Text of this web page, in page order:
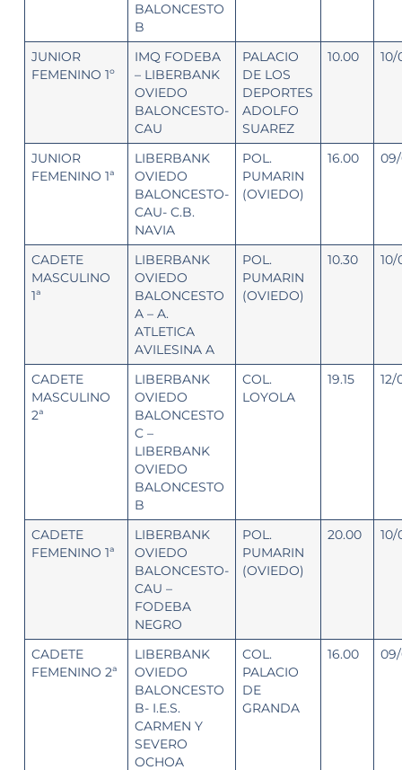
BALONCESTO
B
JUNIOR
FEMENINO 1º
IMQ FODEBA
– LIBERBANK
OVIEDO
BALONCESTO-
CAU
PALACIO
DE LOS
DEPORTES
ADOLFO
SUAREZ
10.00 10/
JUNIOR
FEMENINO 1ª
LIBERBANK
OVIEDO
BALONCESTO-
CAU- C.B.
NAVIA
POL.
PUMARIN
(OVIEDO)
16.00 09/
CADETE
MASCULINO
1ª
LIBERBANK
OVIEDO
BALONCESTO
A – A.
ATLETICA
AVILESINA A
POL.
PUMARIN
(OVIEDO)
10.30 10/
CADETE
MASCULINO
2ª
LIBERBANK
OVIEDO
BALONCESTO
C –
LIBERBANK
OVIEDO
BALONCESTO
B
COL.
LOYOLA
19.15 12/
CADETE
FEMENINO 1ª
LIBERBANK
OVIEDO
BALONCESTO-
CAU –
FODEBA
NEGRO
POL.
PUMARIN
(OVIEDO)
20.00 10/
CADETE
FEMENINO 2ª
LIBERBANK
OVIEDO
BALONCESTO
B- I.E.S.
CARMEN Y
SEVERO
OCHOA
COL.
PALACIO
DE
GRANDA
16.00 09/